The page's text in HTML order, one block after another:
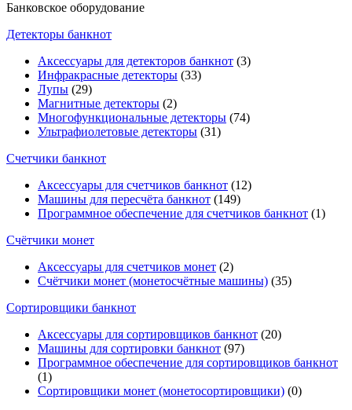
Банковское оборудование
Детекторы банкнот
Аксессуары для детекторов банкнот (3)
Инфракрасные детекторы (33)
Лупы (29)
Магнитные детекторы (2)
Многофункциональные детекторы (74)
Ультрафиолетовые детекторы (31)
Счетчики банкнот
Аксессуары для счетчиков банкнот (12)
Машины для пересчёта банкнот (149)
Программное обеспечение для счетчиков банкнот (1)
Счётчики монет
Аксессуары для счетчиков монет (2)
Счётчики монет (монетосчётные машины) (35)
Cортировщики банкнот
Аксессуары для сортировщиков банкнот (20)
Машины для сортировки банкнот (97)
Программное обеспечение для сортировщиков банкнот
(1)
Сортировщики монет (монетосортировщики) (0)